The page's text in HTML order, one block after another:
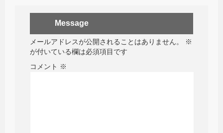
Message
メールアドレスが公開されることはありません。
※
が付いている欄は必須項目です
コメント ※